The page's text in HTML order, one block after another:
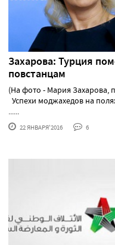
Захарова: Турция
повстанцам
(На фото - Мария Захарова,
Успехи моджахедов на
......
22 ЯНВАРЯ'2016 6